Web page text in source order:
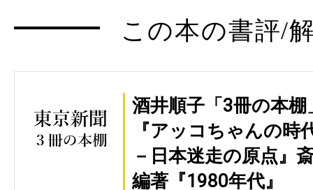
この本の書評/
酒井順子「3冊の本
『アッコちゃんの時
－日本迷走の原点』
編著『1980年代』